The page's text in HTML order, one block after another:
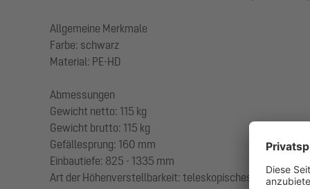
Allgemeine Merkmale
Farbe: schwarz
Material: PE-HD
Abmessungen
Gewicht netto: 115 kg
Gewicht brutto: 115 kg
Gefällesprung: 160 mm
Einbautiefe: 825 - 1335 mm
Art der Höhenverstellbarkeit: teleskopisches